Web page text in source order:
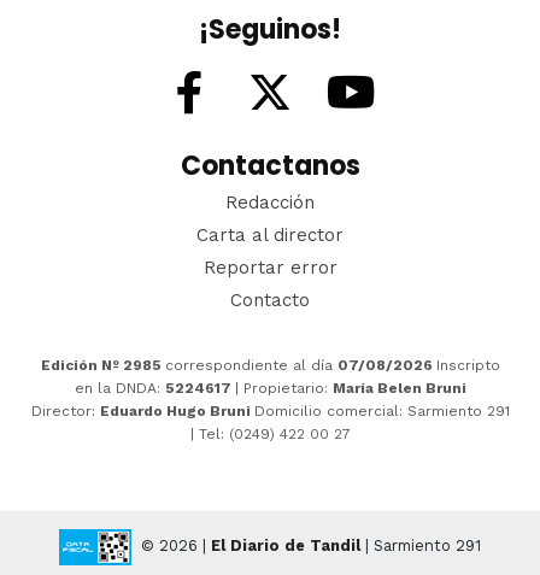
¡Seguinos!
Contactanos
Redacción
Carta al director
Reportar error
Contacto
Edición Nº 2985 correspondiente al día 07/08/2026 Inscripto
en la DNDA: 5224617 | Propietario: María Belen Bruni
Director: Eduardo Hugo Bruni Domicilio comercial: Sarmiento 291
| Tel: (0249) 422 00 27
© 2026 | El Diario de Tandil| Sarmiento 291